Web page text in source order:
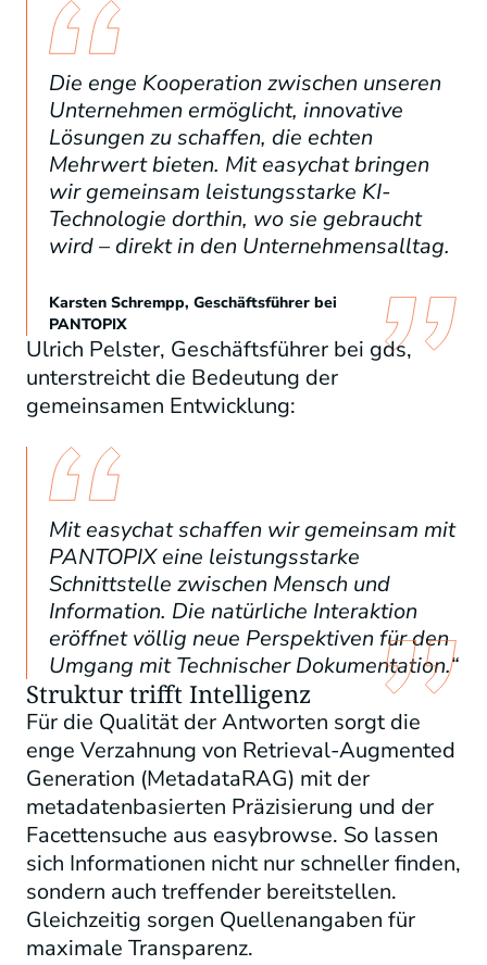
Die enge Kooperation zwischen unseren
Unternehmen ermöglicht, innovative
Lösungen zu schaffen, die echten
Mehrwert bieten. Mit easychat bringen
wir gemeinsam leistungsstarke KI-
Technologie dorthin, wo sie gebraucht
wird – direkt in den Unternehmensalltag.
Karsten Schrempp, Geschäftsführer bei
PANTOPIX
Ulrich Pelster, Geschäftsführer bei gds,
unterstreicht die Bedeutung der
gemeinsamen Entwicklung:
Mit easychat schaffen wir gemeinsam mit
PANTOPIX eine leistungsstarke
Schnittstelle zwischen Mensch und
Information. Die natürliche Interaktion
eröffnet völlig neue Perspektiven für den
Umgang mit Technischer Dokumentation.“
Struktur trifft Intelligenz
Für die Qualität der Antworten sorgt die
enge Verzahnung von Retrieval-Augmented
Generation (MetadataRAG) mit der
metadatenbasierten Präzisierung und der
Facettensuche aus easybrowse. So lassen
sich Informationen nicht nur schneller finden,
sondern auch treffender bereitstellen.
Gleichzeitig sorgen Quellenangaben für
maximale Transparenz.